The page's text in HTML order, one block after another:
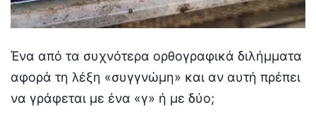
Ένα από τα συχνότερα ορθογραφικά διλήμματα
αφορά τη λέξη «συγγνώμη» και αν αυτή πρέπει
να γράφεται με ένα «γ» ή με δύο;